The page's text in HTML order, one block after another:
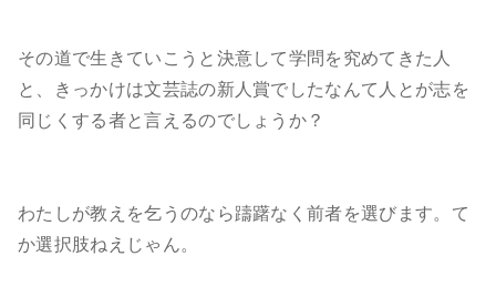
その道で生きていこうと決意して学問を究めてきた人
と、きっかけは文芸誌の新人賞でしたなんて人とが志を
同じくする者と言えるのでしょうか？
わたしが教えを乞うのなら躊躇なく前者を選びます。て
か選択肢ねえじゃん。